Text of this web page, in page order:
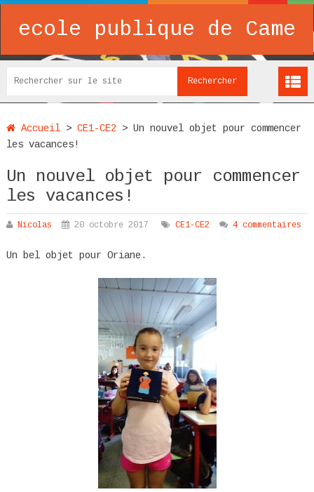
ecole publique de Came
Accueil> CE1-CE2 > Un nouvel objet pour commencer
les vacances!
Un nouvel objet pour commencer
les vacances!
Nicolas 20 octobre 2017 CE1-CE2 4 commentaires
Un bel objet pour Oriane.